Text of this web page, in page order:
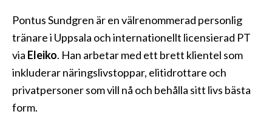
Pontus Sundgren är en välrenommerad personlig
tränare i Uppsala och internationellt licensierad PT
via Eleiko. Han arbetar med ett brett klientel som
inkluderar näringslivstoppar, elitidrottare och
privatpersoner som vill nå och behålla sitt livs bästa
form.